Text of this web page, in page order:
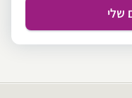
שלי